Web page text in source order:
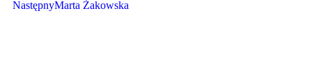
NastępnyMarta Żakowska